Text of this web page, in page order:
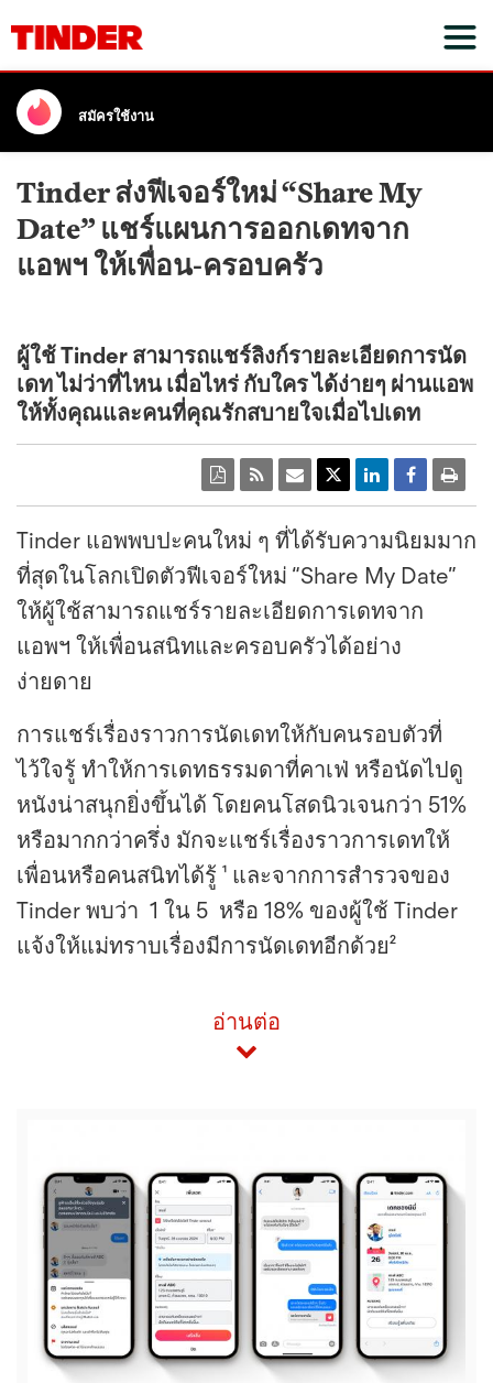
สมัครใช้งาน
Tinder ส่งฟีเจอร์ใหม่ “Share My
Date” แชร์แผนการออกเดทจาก
แอพฯ ให้เพื่อน-ครอบครัว
ผู้ใช้ Tinder สามารถแชร์ลิงก์รายละเอียดการนัด
เดท ไม่ว่าที่ไหน เมื่อไหร่ กับใคร ได้ง่ายๆ ผ่านแอพ
ให้ทั้งคุณและคนที่คุณรักสบายใจเมื่อไปเดท
Tinder แอพพบปะคนใหม่ ๆ ที่ได้รับความนิยมมาก
ที่สุดในโลกเปิดตัวฟีเจอร์ใหม่ “Share My Date”
ให้ผู้ใช้สามารถแชร์รายละเอียดการเดทจาก
แอพฯ ให้เพื่อนสนิทและครอบครัวได้อย่าง
ง่ายดาย
การแชร์เรื่องราวการนัดเดทให้กับคนรอบตัวที่
ไว้ใจรู้ ทำให้การเดทธรรมดาที่คาเฟ่ หรือนัดไปดู
หนังน่าสนุกยิ่งขึ้นได้ โดยคนโสดนิวเจนกว่า 51%
หรือมากกว่าครึ่ง มักจะแชร์เรื่องราวการเดทให้
เพื่อนหรือคนสนิทได้รู้ ¹ และจากการสำรวจของ
Tinder พบว่า 1 ใน 5 หรือ 18% ของผู้ใช้ Tinder
แจ้งให้แม่ทราบเรื่องมีการนัดเดทอีกด้วย²
อ่านต่อ
View
File